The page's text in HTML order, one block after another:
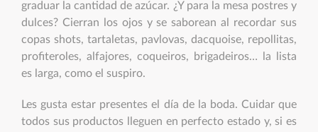
graduar la cantidad de azúcar. ¿Y para la mesa postres y
dulces? Cierran los ojos y se saborean al recordar sus
copas shots, tartaletas, pavlovas, dacquoise, repollitas,
profiteroles, alfajores, coqueiros, brigadeiros… la lista
es larga, como el suspiro.
Les gusta estar presentes el día de la boda. Cuidar que
todos sus productos lleguen en perfecto estado y, si es